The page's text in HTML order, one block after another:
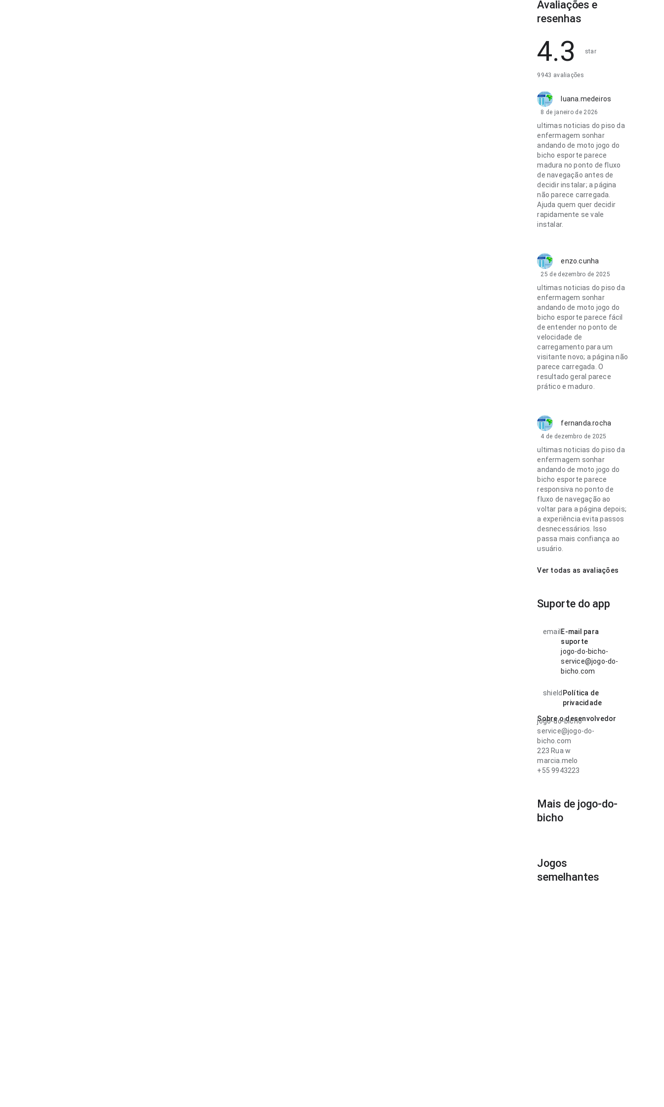
Avaliações e
resenhas
4.3 star
9943 avaliações
luana.medeiros
8 de janeiro de 2026
ultimas noticias do piso da
enfermagem sonhar
andando de moto jogo do
bicho esporte parece
madura no ponto de fluxo
de navegação antes de
decidir instalar; a página
não parece carregada.
Ajuda quem quer decidir
rapidamente se vale
instalar.
enzo.cunha
25 de dezembro de 2025
ultimas noticias do piso da
enfermagem sonhar
andando de moto jogo do
bicho esporte parece fácil
de entender no ponto de
velocidade de
carregamento para um
visitante novo; a página não
parece carregada. O
resultado geral parece
prático e maduro.
fernanda.rocha
4 de dezembro de 2025
ultimas noticias do piso da
enfermagem sonhar
andando de moto jogo do
bicho esporte parece
responsiva no ponto de
fluxo de navegação ao
voltar para a página depois;
a experiência evita passos
desnecessários. Isso
passa mais confiança ao
usuário.
Ver todas as avaliações
Suporte do app
email E-mail para
suporte
jogo-do-bicho-
service@jogo-do-
bicho.com
shield Política de
privacidade
Sobre o desenvolvedor
jogo-do-bicho
service@jogo-do-
bicho.com
223 Rua w
marcia.melo
+55 9943223
Mais de jogo-do-
bicho
Jogos
semelhantes